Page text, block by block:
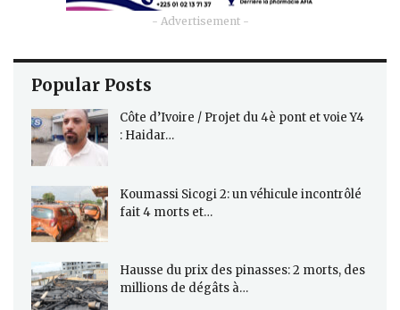
- Advertisement -
Popular Posts
Côte d’Ivoire / Projet du 4è pont et voie Y4
: Haidar…
Koumassi Sicogi 2: un véhicule incontrôlé
fait 4 morts et…
Hausse du prix des pinasses: 2 morts, des
millions de dégâts à…